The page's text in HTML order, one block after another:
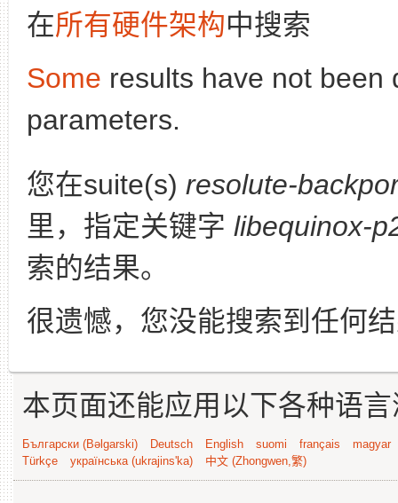
在所有硬件架构中搜索
Some results have not been
parameters.
您在suite(s) resolute-
里，指定关键字 libequinox-
索的结果。
很遗憾，您没能搜索到任何
本页面还能应用以下各种语
Български (Bəlgarski) Deutsch English suomi français
magyar
Türkçe
українська (ukrajins'ka) 中文 (Zhongwen,繁)